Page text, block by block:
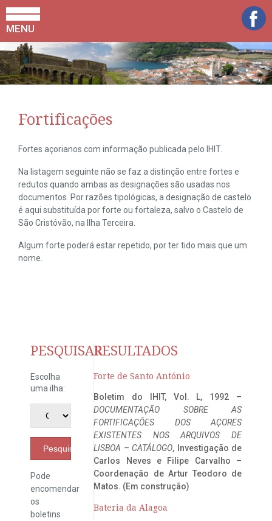
MENU
Fortificações
Fortes açorianos com informação publicada pelo IHIT.
Na listagem seguinte não se faz a distinção entre fortes e
redutos quando ambas as designações são usadas nos
documentos. Por razões tipológicas, a designação de castelo
é aqui substituída por forte ou fortaleza, salvo o Castelo de
São Cristóvão, na Ilha Terceira.
Algum forte poderá estar repetido, por ter tido mais que um
nome.
PESQUISAR
Escolha
uma ilha:
Pesquisar
Pode
encomendar
os
boletins
RESULTADOS
Forte de Santo António
Boletim do IHIT, Vol. L, 1992 –
DOCUMENTAÇÃO SOBRE AS
FORTIFICAÇÕES DOS AÇORES
EXISTENTES NOS ARQUIVOS DE
LISBOA – CATÁLOGO, Investigação de
Carlos Neves e Filipe Carvalho –
Coordenação de Artur Teodoro de
Matos. (Em construção)
Bateria da Alagoa